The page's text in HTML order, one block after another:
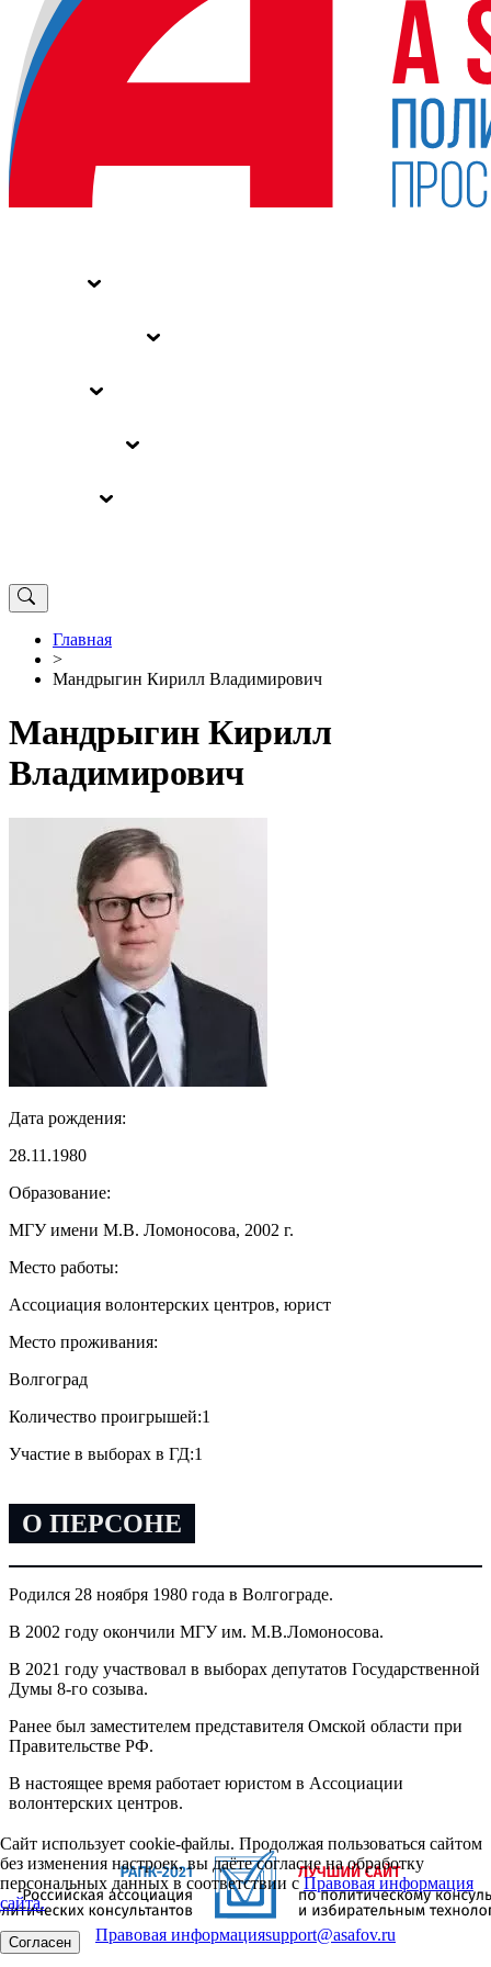
Главная
>
Мандрыгин Кирилл Владимирович
Мандрыгин Кирилл
Владимирович
Дата рождения:
28.11.1980
Образование:
МГУ имени М.В. Ломоносова, 2002 г.
Место работы:
Ассоциация волонтерских центров, юрист
Место проживания:
Волгоград
Количество проигрышей:1
Участие в выборах в ГД:1
О ПЕРСОНЕ
Родился 28 ноября 1980 года в Волгограде.
В 2002 году окончили МГУ им. М.В.Ломоносова.
В 2021 году участвовал в выборах депутатов Государственной
Думы 8-го созыва.
Ранее был заместителем представителя Омской области при
Правительстве РФ.
В настоящее время работает юристом в Ассоциации
волонтерских центров.
Сайт использует cookie-файлы. Продолжая пользоваться сайтом
без изменения настроек, вы даёте согласие на обработку
персональных данных в соответствии сПравовая информация
сайта.
Согласен Правовая информацияsupport@asafov.ru